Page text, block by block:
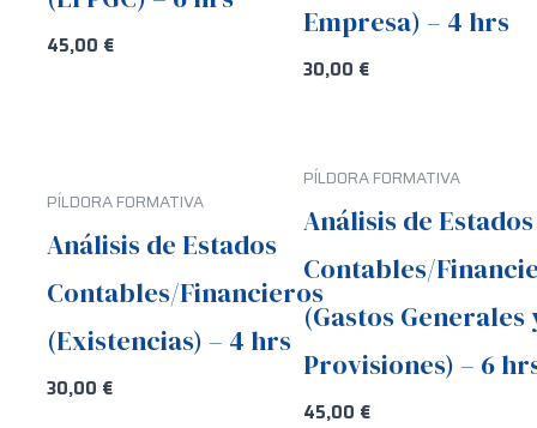
45,00 €
Empresa) – 4 hrs
30,00 €
PÍLDORA FORMATIVA
Análisis de Estados
Contables/Financieros
(Existencias) – 4 hrs
30,00 €
PÍLDORA FORMATIVA
Análisis de Estados
Contables/
(Gastos Generales
Provisiones) – 6
45,00 €